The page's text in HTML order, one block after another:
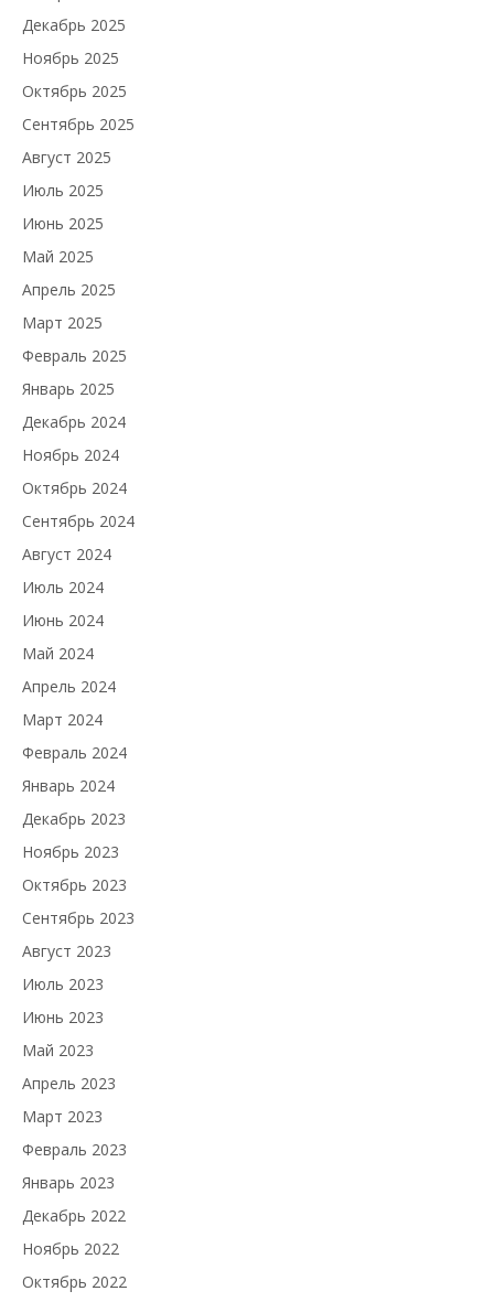
Декабрь 2025
Ноябрь 2025
Октябрь 2025
Сентябрь 2025
Август 2025
Июль 2025
Июнь 2025
Май 2025
Апрель 2025
Март 2025
Февраль 2025
Январь 2025
Декабрь 2024
Ноябрь 2024
Октябрь 2024
Сентябрь 2024
Август 2024
Июль 2024
Июнь 2024
Май 2024
Апрель 2024
Март 2024
Февраль 2024
Январь 2024
Декабрь 2023
Ноябрь 2023
Октябрь 2023
Сентябрь 2023
Август 2023
Июль 2023
Июнь 2023
Май 2023
Апрель 2023
Март 2023
Февраль 2023
Январь 2023
Декабрь 2022
Ноябрь 2022
Октябрь 2022